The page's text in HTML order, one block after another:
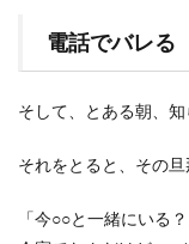
電話でバレる
そして、とある朝、
それをとると、その旦
「今○○と一緒にいる